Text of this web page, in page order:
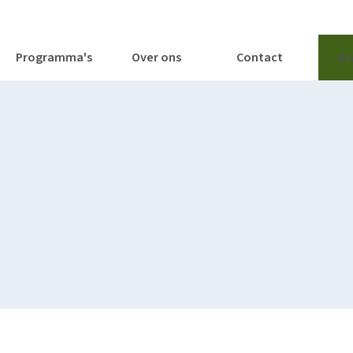
Programma's Over ons Contact Ik